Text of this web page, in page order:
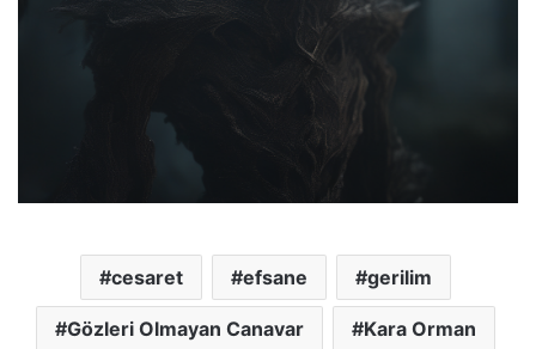
cesaret efsane gerilim
Gözleri Olmayan Canavar Kara Orman